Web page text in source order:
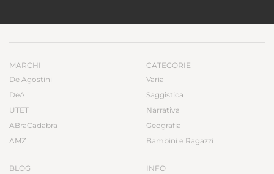
MARCHI
De Agostini
DeA
UTET
ABraCadabra
AMZ
BLOG
CATEGORIE
Varia
Saggistica
Narrativa
Geografia
Bambini e Ragazzi
INFO